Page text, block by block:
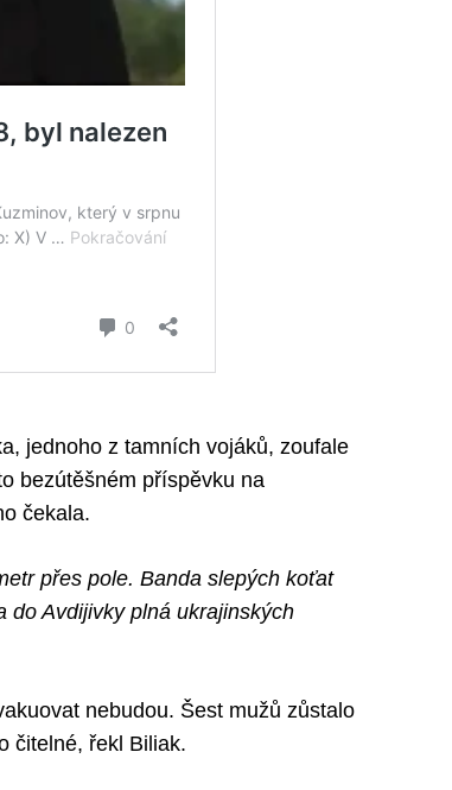
jednoho z tamních vojáků, zoufale
bezútěšném příspěvku na
čekala.
přes pole. Banda slepých koťat
do Avdijivky plná ukrajinských
nebudou. Šest mužů zůstalo
čitelné, řekl Biliak.